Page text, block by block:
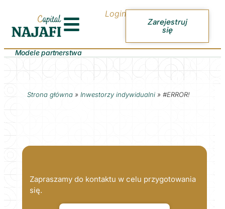
Login
Zarejestruj
się
Modele partnerstwa
Strona główna» Inwestorzy indywidualni» #ERROR!
Zapraszamy do kontaktu w celu przygotowania
się.